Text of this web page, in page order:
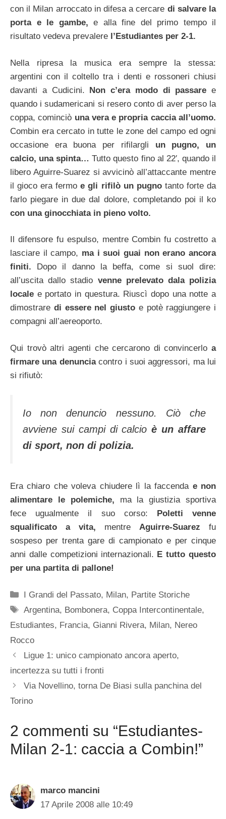
con il Milan arroccato in difesa a cercare di salvare la
porta e le gambe, e alla fine del primo tempo il
risultato vedeva prevalere l’Estudiantes per 2-1.
Nella ripresa la musica era sempre la stessa:
argentini con il coltello tra i denti e rossoneri chiusi
davanti a Cudicini. Non c’era modo di passare e
quando i sudamericani si resero conto di aver perso la
coppa, cominciò una vera e propria caccia all’uomo.
Combin era cercato in tutte le zone del campo ed ogni
occasione era buona per rifilargli un pugno, un
calcio, una spinta…Tutto questo fino al 22′, quando il
libero Aguirre-Suarez si avvicinò all’attaccante mentre
il gioco era fermoe gli rifilò un pugno tanto forte da
farlo piegare in due dal dolore, completando poi il ko
con una ginocchiata in pieno volto.
Il difensore fu espulso, mentre Combin fu costretto a
lasciare il campo, ma i suoi guai non erano ancora
finiti. Dopo il danno la beffa, come si suol dire:
all’uscita dallo stadio venne prelevato dala polizia
locale e portato in questura. Riuscì dopo una notte a
dimostrare di essere nel giusto e potè raggiungere i
compagni all’aereoporto.
Qui trovò altri agenti che cercarono di convincerlo a
firmare una denunciacontro i suoi aggressori, ma lui
si rifiutò:
Io non denuncio nessuno. Ciò che
avviene sui campi di calcioè un affare
di sport, non di polizia.
Era chiaro che voleva chiudere lì la faccenda e non
alimentare le polemiche, ma la giustizia sportiva
fece ugualmente il suo corso: Poletti venne
squalificato a vita, mentre Aguirre-Suarez fu
sospeso per trenta gare di campionato e per cinque
anni dalle competizioni internazionali. E tutto questo
per una partita di pallone!
Categorie
I Grandi del Passato, Milan, Partite Storiche
Tag
Argentina, Bombonera, Coppa Intercontinentale,
Estudiantes, Francia, Gianni Rivera, Milan, Nereo
Rocco
Ligue 1: unico campionato ancora aperto,
incertezza su tutti i fronti
Via Novellino, torna De Biasi sulla panchina del
Torino
2 commenti su “Estudiantes-
Milan 2-1: caccia a Combin!”
marco mancini
17 Aprile 2008 alle 10:49